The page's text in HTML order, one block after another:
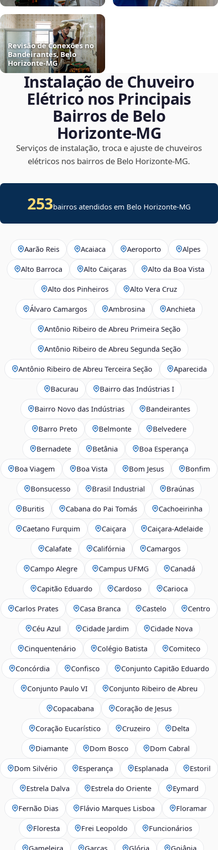
Revisão de Conexões no
Bandeirantes, Belo
Horizonte‑MG
Instalação de Chuveiro
Elétrico nos Principais
Bairros de Belo
Horizonte‑MG
Serviços de instalação, troca e ajuste de chuveiros
elétricos nos bairros de Belo Horizonte‑MG.
253bairros atendidos em Belo Horizonte-MG
Aarão Reis Acaiaca Aeroporto Alpes
Alto Barroca Alto Caiçaras Alto da Boa Vista
Alto dos Pinheiros Alto Vera Cruz
Álvaro Camargos Ambrosina Anchieta
Antônio Ribeiro de Abreu Primeira Seção
Antônio Ribeiro de Abreu Segunda Seção
Antônio Ribeiro de Abreu Terceira Seção Aparecida
Bacurau Bairro das Indústrias I
Bairro Novo das Indústrias Bandeirantes
Barro Preto Belmonte Belvedere
Bernadete Betânia Boa Esperança
Boa Viagem Boa Vista Bom Jesus Bonfim
Bonsucesso Brasil Industrial Braúnas
Buritis Cabana do Pai Tomás Cachoeirinha
Caetano Furquim Caiçara Caiçara-Adelaide
Calafate Califórnia Camargos
Campo Alegre Campus UFMG Canadá
Capitão Eduardo Cardoso Carioca
Carlos Prates Casa Branca Castelo Centro
Céu Azul Cidade Jardim Cidade Nova
Cinquentenário Colégio Batista Comiteco
Concórdia Confisco Conjunto Capitão Eduardo
Conjunto Paulo VI Conjunto Ribeiro de Abreu
Copacabana Coração de Jesus
Coração Eucarístico Cruzeiro Delta
Diamante Dom Bosco Dom Cabral
Dom Silvério Esperança Esplanada Estoril
Estrela Dalva Estrela do Oriente Eymard
Fernão Dias Flávio Marques Lisboa Floramar
Floresta Frei Leopoldo Funcionários
Gameleira Garças Glória Goiânia